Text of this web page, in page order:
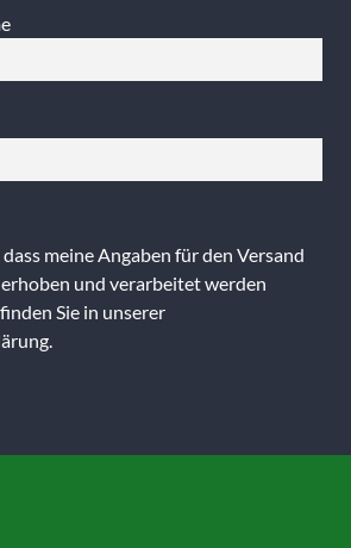
meine Angaben für den Versand
und verarbeitet werden
Sie in unserer
.